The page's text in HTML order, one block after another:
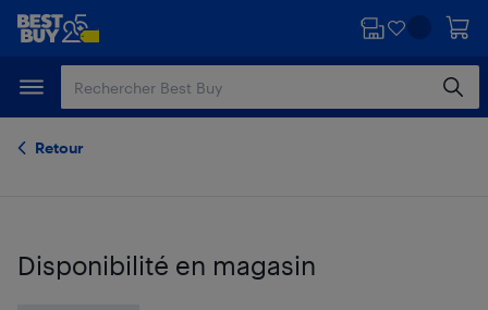
Passer
principal
Passer
Retour
Disponibilité en magasin